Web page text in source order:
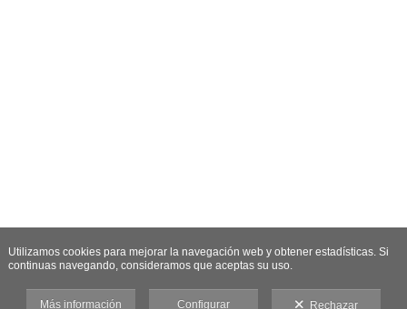
Utilizamos cookies para mejorar la navegación web y obtener estadísticas. Si
continuas navegando, consideramos que aceptas su uso.
Más información Configurar Rechazar